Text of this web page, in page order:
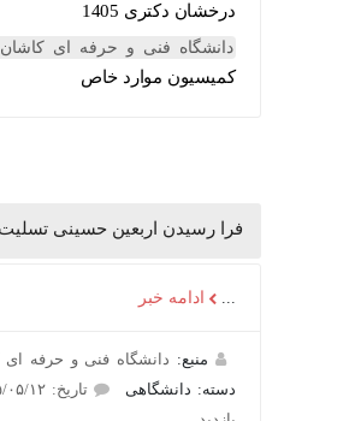
درخشان دکتری 1405
دانشگاه فنی و حرفه ای کاشان:
کمیسیون موارد خاص
فرا رسیدن اربعین حسینی تسلیت باد
ادامه خبر
منبع:دانشگاه فنی و حرفه ای کاشان
دسته: دانشگاهی
تاریخ: ۱۴۰۵/۰۵/۱۲